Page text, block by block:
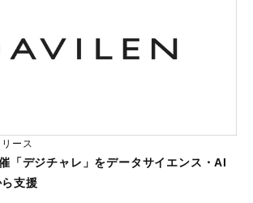
ース
「デジチャレ」をデータサイエンス・AI
支援